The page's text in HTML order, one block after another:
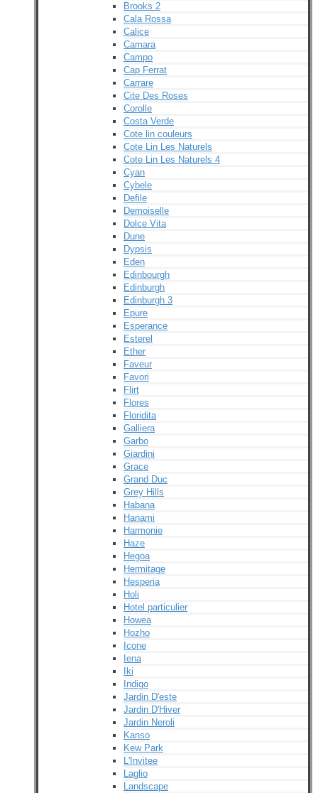
Brooks 2
Cala Rossa
Calice
Camara
Campo
Cap Ferrat
Carrare
Cite Des Roses
Corolle
Costa Verde
Cote lin couleurs
Cote Lin Les Naturels
Cote Lin Les Naturels 4
Cyan
Cybele
Defile
Demoiselle
Dolce Vita
Dune
Dypsis
Eden
Edinbourgh
Edinburgh
Edinburgh 3
Epure
Esperance
Esterel
Ether
Faveur
Favori
Flirt
Flores
Floridita
Galliera
Garbo
Giardini
Grace
Grand Duc
Grey Hills
Habana
Hanami
Harmonie
Haze
Hegoa
Hermitage
Hesperia
Holi
Hotel particulier
Howea
Hozho
Icone
Iena
Iki
Indigo
Jardin D'este
Jardin D'Hiver
Jardin Neroli
Kanso
Kew Park
L'Invitee
Laglio
Landscape